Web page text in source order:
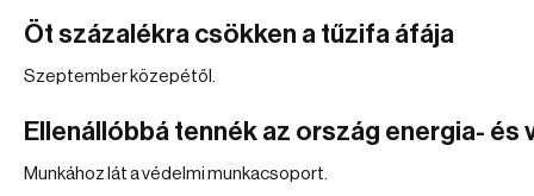
Öt százalékra csökken a tűzifa áfája
Szeptember közepétől.
Ellenállóbbá tennék az ország energia- és
Munkához lát a védelmi munkacsoport.